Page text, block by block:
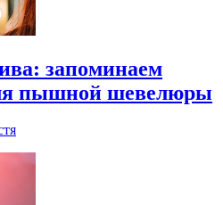
запоминаем
пышной шевелюры